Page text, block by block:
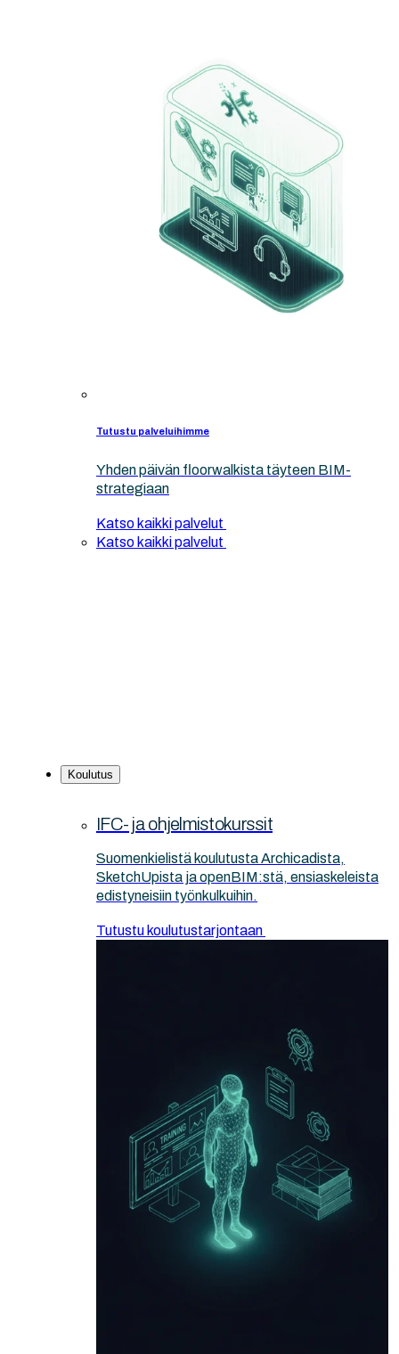
Tutustu palveluihimme
Yhden päivän floorwalkista täyteen BIM-
strategiaan
Katso kaikki palvelut
Katso kaikki palvelut
Koulutus
IFC- ja ohjelmistokurssit
Suomenkielistä koulutusta Archicadista,
SketchUpista ja openBIM:stä, ensiaskeleista
edistyneisiin työnkulkuihin.
Tutustu koulutustarjontaan